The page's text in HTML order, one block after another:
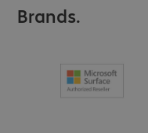
Brands.